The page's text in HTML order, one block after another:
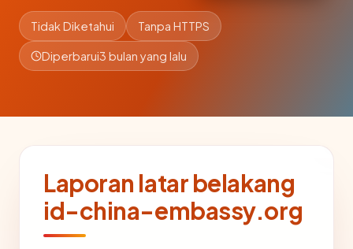
Tidak Diketahui Tanpa HTTPS
Diperbarui3 bulan yang lalu
Laporan latar belakang
id-china-embassy.org